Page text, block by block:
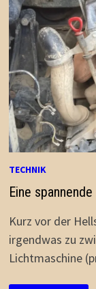
TECHNIK
Eine
Kurz vor der
irgendwas zu
Lichtmaschine